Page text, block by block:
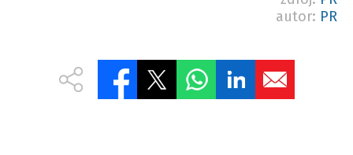
autor: PR